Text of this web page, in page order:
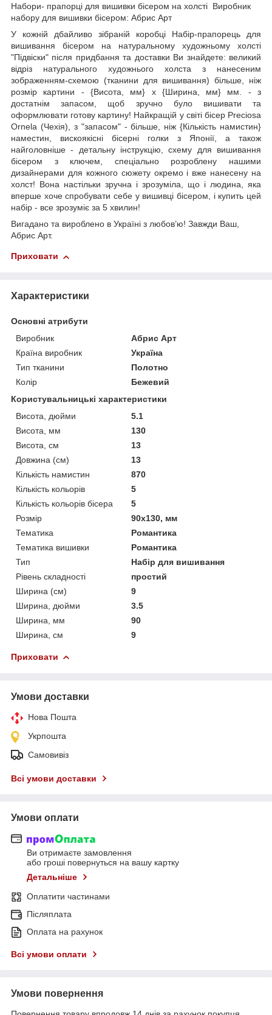
Набори- прапорці для вишивки бісером на холсті Виробник
набору для вишивки бісером: Абрис Арт
У кожній дбайливо зібраній коробці Набір-прапорець для
вишивання бісером на натуральному художньому холсті
"Підвіски" після придбання та доставки Ви знайдете: великий
відріз натурального художнього холста з нанесеним
зображенням-схемою (тканини для вишивання) більше, ніж
розмір картини - {Висота, мм} х {Ширина, мм} мм. - з
достатнім запасом, щоб зручно було вишивати та
оформлювати готову картину! Найкращій у світі бісер Preciosa
Ornela (Чехія), з "запасом" - більше, ніж {Кількість намистин}
наместин, вискоякісні бісерні голки з Японії, а також
найголовніше - детальну інструкцію, схему для вишивання
бісером з ключем, спеціально розроблену нашими
дизайнерами для кожного сюжету окремо і вже нанесену на
холст! Вона настільки зручна і зрозуміла, що і людина, яка
вперше хоче спробувати себе у вишивці бісером, і купить цей
набір - все зрозуміє за 5 хвилин!
Вигадано та вироблено в Україні з любов’ю! Завжди Ваш,
Абрис Арт.
Приховати
Характеристики
Основні атрибути
Виробник
Абрис Арт
Країна виробник
Україна
Тип тканини
Полотно
Колір
Бежевий
Користувальницькі характеристики
Висота, дюйми
5.1
Висота, мм
130
Висота, см
13
Довжина (см)
13
Кількість намистин
870
Кількість кольорів
5
Кількість кольорів бісера
5
Розмір
90x130, мм
Тематика
Романтика
Тематика вишивки
Романтика
Тип
Набір для вишивання
Рівень складності
простий
Ширина (см)
9
Ширина, дюйми
3.5
Ширина, мм
90
Ширина, см
9
Приховати
Умови доставки
Нова Пошта
Укрпошта
Самовивіз
Всі умови доставки
Умови оплати
Ви отримаєте замовлення
або гроші повернуться на вашу картку
Детальніше
Оплатити частинами
Післяплата
Оплата на рахунок
Всі умови оплати
Умови повернення